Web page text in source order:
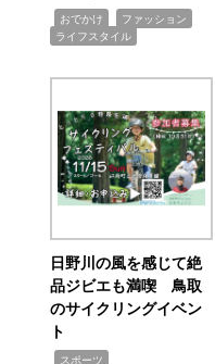
おでかけ ファッション
ライフスタイル
日野川の風を感じて絶
品ジビエも満喫 鳥取
のサイクリングイベン
ト
スポーツ